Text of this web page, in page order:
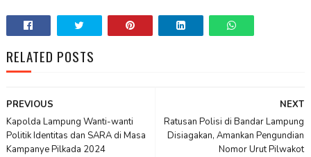
RELATED POSTS
NEXT
Ratusan Polisi di Bandar Lampung
Disiagakan, Amankan Pengundian
Nomor Urut Pilwakot
PREVIOUS
Kapolda Lampung Wanti-wanti
Politik Identitas dan SARA di Masa
Kampanye Pilkada 2024